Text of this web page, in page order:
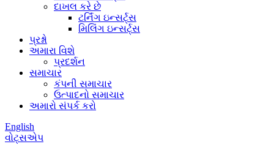
દાખલ કરે છે
ટર્નિંગ ઇન્સર્ટ્સ
મિલિંગ ઇન્સર્ટ્સ
પ્રશ્નો
અમારા વિશે
પ્રદર્શન
સમાચાર
કંપની સમાચાર
ઉત્પાદનો સમાચાર
અમારો સંપર્ક કરો
English
વોટ્સએપ